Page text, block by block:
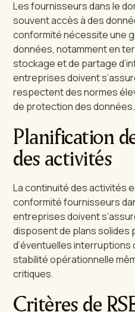
Les fournisseurs dans le
souvent accès à des
conformité nécessite une
données, notamment en
stockage et de partage
entreprises doivent
respectent des normes
de protection des données.
Planification
des activités
La continuité des activités
conformité fournisseurs
entreprises doivent
disposent de plans solides
d’éventuelles interruptions
stabilité opérationnelle
critiques.
Critères de